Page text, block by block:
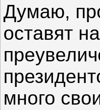
Думаю,
оставят
много